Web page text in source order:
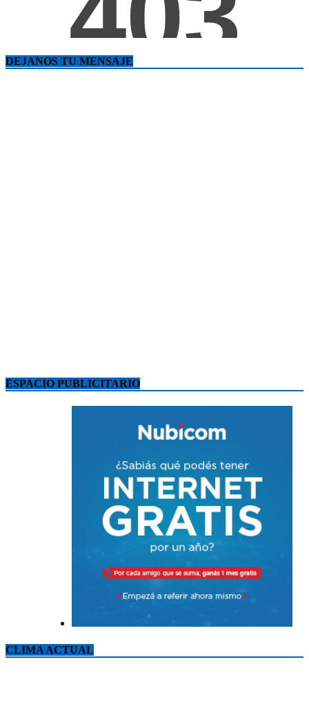
DEJANOS TU MENSAJE
ESPACIO PUBLICITARIO
CLIMA ACTUAL